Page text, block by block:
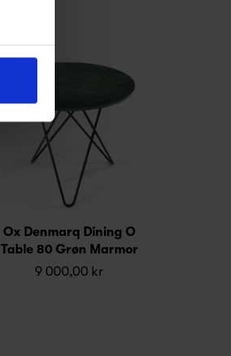
Ox Denmarq Dining O
Table 80 Grøn Marmor
9 000,00 kr